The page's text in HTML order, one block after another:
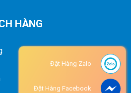
HÀNG
Đặt Hàng Zalo
Đặt Hàng Facebook